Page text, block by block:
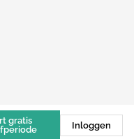
gratis
Inloggen